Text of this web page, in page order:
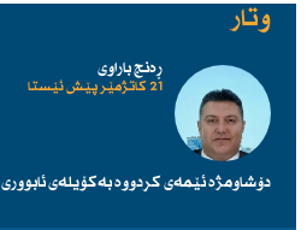
وتار
ڕەنج باراوی
21 کاتژمێر پێش ئێستا
دۆشاومژە ئێمەی کردووە بەکۆیلەی ئابووری